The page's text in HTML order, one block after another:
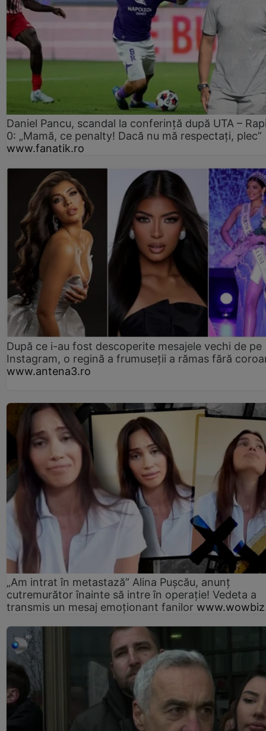
Daniel Pancu, scandal la conferință după UTA –
0: „Mamă, ce penalty! Dacă nu mă respectați, plec”
www.fanatik.ro
După ce i-au fost descoperite mesajele vechi de pe
Instagram, o regină a frumuseții a rămas fără
www.antena3.ro
„Am intrat în metastază” Alina Pușcău, anunț
cutremurător înainte să intre în operație! Vedeta a
transmis un mesaj emoționant fanilor